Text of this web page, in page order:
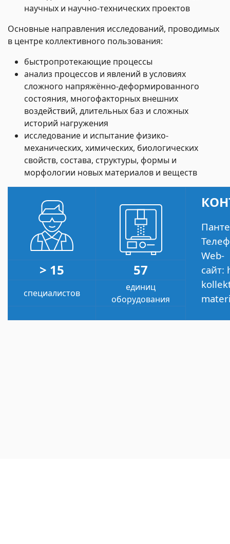
научных и научно-технических проектов
Основные направления исследований, проводимых
в центре коллективного пользования:
быстропротекающие процессы
анализ процессов и явлений в условиях
сложного напряжённо-деформированного
состояния, многофакторных внешних
воздействий, длительных баз и сложных
историй нагружения
исследование и испытание физико-
механических, химических, биологических
свойств, состава, структуры, формы и
морфологии новых материалов и веществ
Web-
сайт:
> 15 57
специалистов
единиц
оборудования